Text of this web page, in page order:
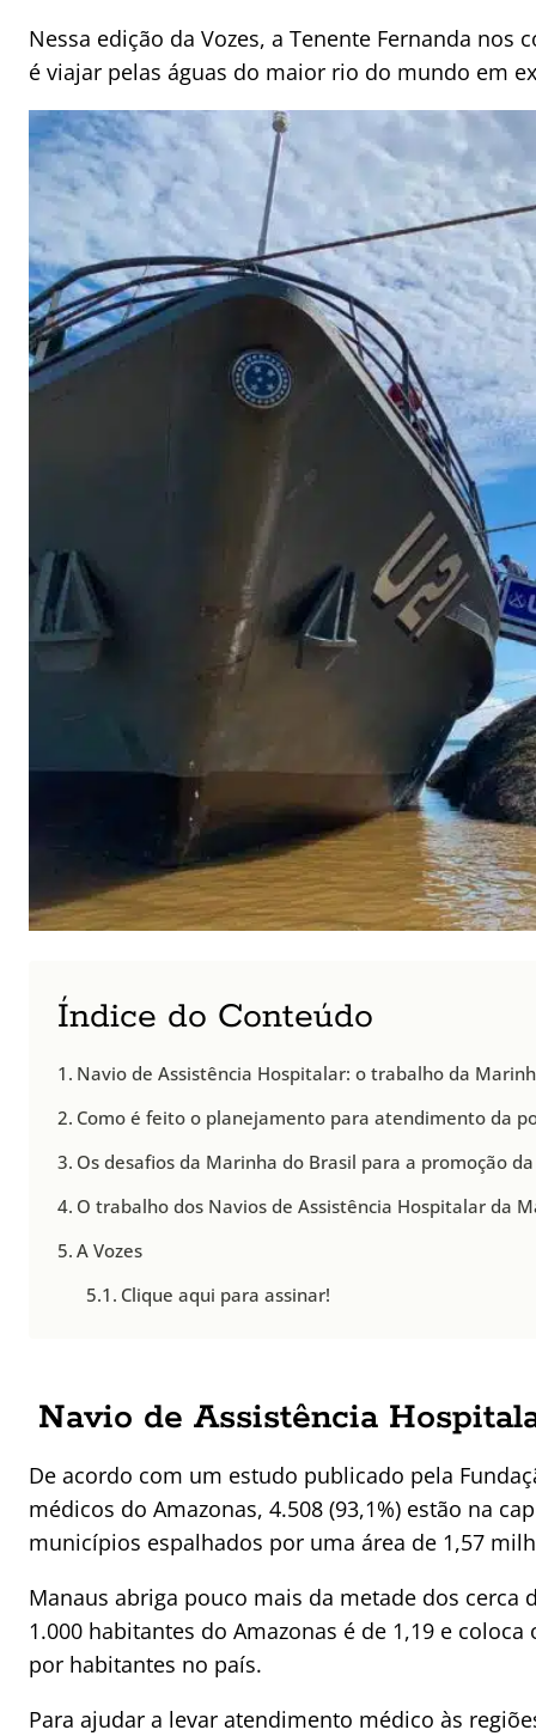
Nessa edição da Vozes, a Tenente Fernanda
é viajar pelas águas do maior rio do mundo em
Índice do Conteúdo
Navio de Assistência Hospitalar: o trabalho da
Como é feito o planejamento para atendimento da
Os desafios da Marinha do Brasil para a promoção
O trabalho dos Navios de Assistência Hospitalar da
A Vozes
Clique aqui para assinar!
Navio de Assistência
De acordo com um estudo publicado pela
médicos do Amazonas, 4.508 (93,1%) estão na
municípios espalhados por uma área de 1,57
Manaus abriga pouco mais da metade dos
1.000 habitantes do Amazonas é de 1,19 e
por habitantes no país.
Para ajudar a levar atendimento médico às